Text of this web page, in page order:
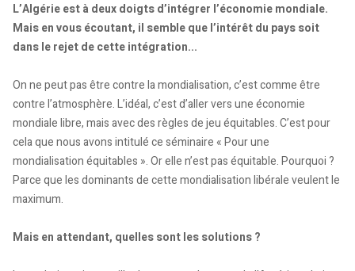
L’Algérie est à deux doigts d’intégrer l’économie mondiale.
Mais en vous écoutant, il semble que l’intérêt du pays soit
dans le rejet de cette intégration...
On ne peut pas être contre la mondialisation, c’est comme être
contre l’atmosphère. L’idéal, c’est d’aller vers une économie
mondiale libre, mais avec des règles de jeu équitables. C’est pour
cela que nous avons intitulé ce séminaire « Pour une
mondialisation équitables ». Or elle n’est pas équitable. Pourquoi ?
Parce que les dominants de cette mondialisation libérale veulent le
maximum.
Mais en attendant, quelles sont les solutions ?